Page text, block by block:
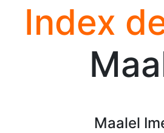
Index
Maalel